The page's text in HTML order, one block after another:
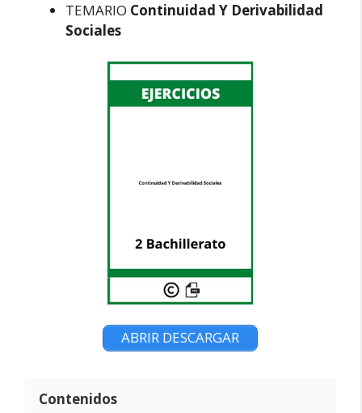
TEMARIO Continuidad Y Derivabilidad
Sociales
ABRIR DESCARGAR
Contenidos